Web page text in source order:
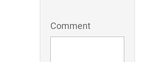
Comment